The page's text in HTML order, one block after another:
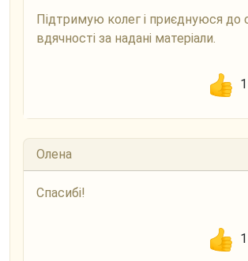
Підтримую колег і приєднуюся до
вдячності за надані матеріали.
1
Олена
Спасибі!
1